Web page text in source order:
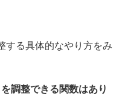
する具体的なやり方をみ
調整できる関数はあり